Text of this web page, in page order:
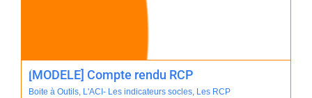
[MODELE] Compte rendu RCP
Boite à Outils, L'ACI- Les indicateurs socles, Les RCP